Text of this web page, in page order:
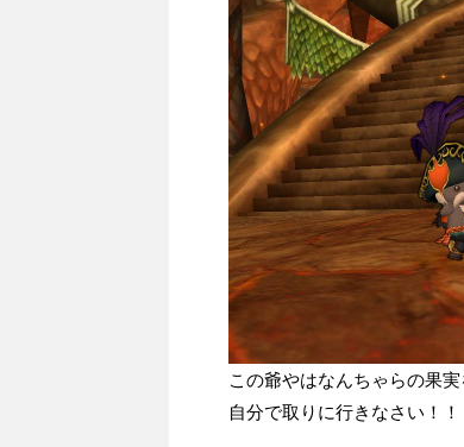
この爺やはなんちゃらの果
自分で取りに行きなさい！！